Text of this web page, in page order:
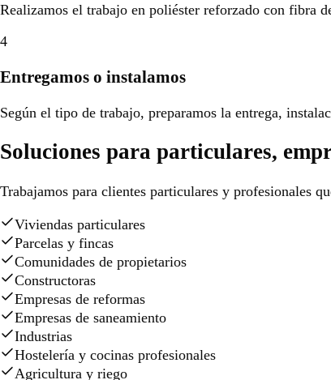
Realizamos el trabajo en poliéster reforzado con fibra
4
Entregamos o instalamos
Según el tipo de trabajo, preparamos la entrega,
Soluciones para particulares,
Trabajamos para clientes particulares y profesionales
Viviendas particulares
Parcelas y fincas
Comunidades de propietarios
Constructoras
Empresas de reformas
Empresas de saneamiento
Industrias
Hostelería y cocinas profesionales
Agricultura y riego